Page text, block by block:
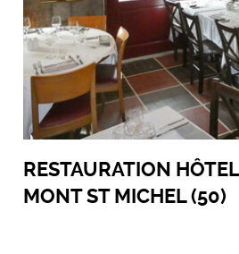
RESTAURATION
MONT ST MICHEL (50)